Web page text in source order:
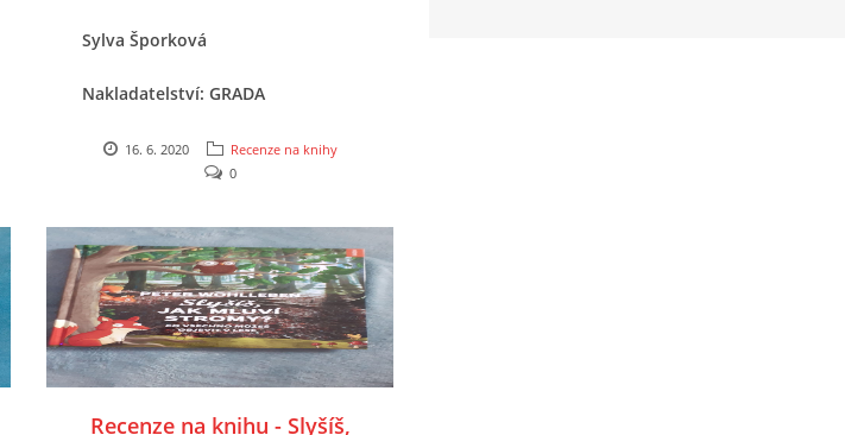
Sylva Šporková
Nakladatelství: GRADA
16. 6. 2020
Recenze na knihy
0
Recenze na knihu - Slyšíš,